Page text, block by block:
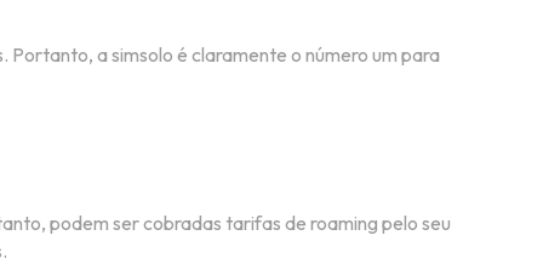
a simsolo é claramente o número um para
podem ser cobradas tarifas de roaming pelo seu